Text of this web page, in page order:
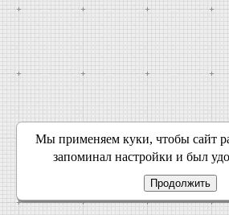
Мы применяем куки, чтобы сайт
запоминал настройки и был
Продолжить